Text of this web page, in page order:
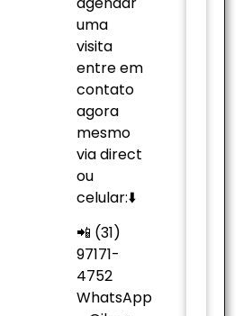
uma
visita
entre em
contato
agora
mesmo
via direct
ou
celular:⬇️
📲 (31)
97171-
4752
WhatsApp